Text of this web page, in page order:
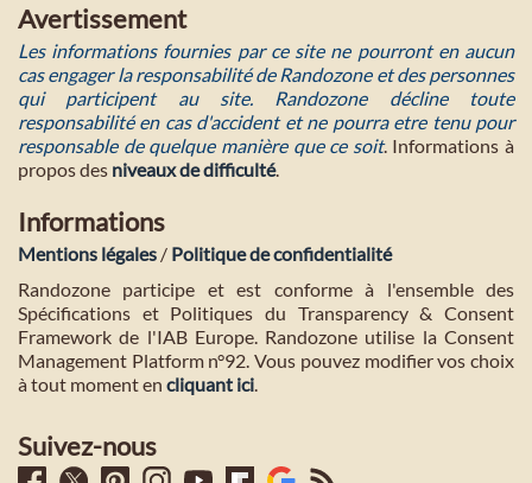
Avertissement
Les informations fournies par ce site ne pourront en aucun
cas engager la responsabilité de Randozone et des personnes
qui participent au site. Randozone décline toute
responsabilité en cas d'accident et ne pourra etre tenu pour
responsable de quelque manière que ce soit. Informations à
propos des niveaux de difficulté.
Informations
Mentions légales / Politique de confidentialité
Randozone participe et est conforme à l'ensemble des
Spécifications et Politiques du Transparency & Consent
Framework de l'IAB Europe. Randozone utilise la Consent
Management Platform n°92. Vous pouvez modifier vos choix
à tout moment en cliquant ici.
Suivez-nous